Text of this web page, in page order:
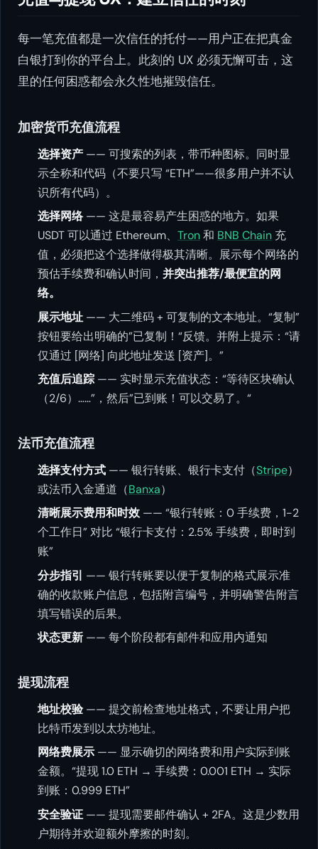
每一笔充值都是一次信任的托付——用户正在把真金
白银打到你的平台上。此刻的 UX 必须无懈可击，这
里的任何困惑都会永久性地摧毁信任。
加密货币充值流程
选择资产 —— 可搜索的列表，带币种图标。同时显
示全称和代码（不要只写 “ETH”——很多用户并不认
识所有代码）。
选择网络—— 这是最容易产生困惑的地方。如果
USDT 可以通过 Ethereum、 Tron和 BNB Chain 充
值，必须把这个选择做得极其清晰。展示每个网络的
预估手续费和确认时间， 并突出推荐/最便宜的网
络。
展示地址 —— 大二维码 + 可复制的文本地址。“复制”
按钮要给出明确的”已复制！“反馈。并附上提示：“请
仅通过 [网络] 向此地址发送 [资产]。”
充值后追踪 —— 实时显示充值状态：“等待区块确认
（2/6）……”，然后”已到账！可以交易了。“
法币充值流程
选择支付方式 —— 银行转账、银行卡支付（Stripe）
或法币入金通道（Banxa）
清晰展示费用和时效—— “银行转账：0 手续费，1-2
个工作日” 对比 “银行卡支付：2.5% 手续费，即时到
账”
分步指引 —— 银行转账要以便于复制的格式展示准
确的收款账户信息，包括附言编号，并明确警告附言
填写错误的后果。
状态更新 —— 每个阶段都有邮件和应用内通知
提现流程
地址校验—— 提交前检查地址格式，不要让用户把
比特币发到以太坊地址。
网络费展示 —— 显示确切的网络费和用户实际到账
金额。“提现 1.0 ETH → 手续费：0.001 ETH → 实际
到账：0.999 ETH”
安全验证 —— 提现需要邮件确认 + 2FA。这是少数用
户期待并欢迎额外摩擦的时刻。